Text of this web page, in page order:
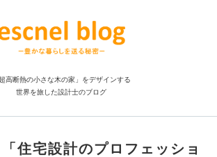
超高断熱の小さな木の家」をデザインする
世界を旅した設計士のブログ
「住宅設計のプロフェッショ